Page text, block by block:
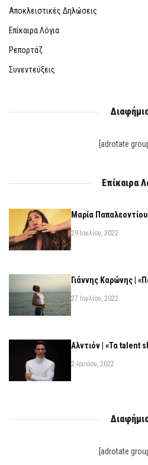
Αποκλειστικές Δηλώσεις
Επίκαιρα Λόγια
Ρεπορτάζ
Συνεντεύξεις
[adrotate
Επίκαιρα
Μαρία
29 Ιουλίου, 2022
Γιάννης Καρώνης |
27 Ιουλίου, 2022
Αλντιόν | «Τα talent
2 Ιουνίου, 2022
[adrotate